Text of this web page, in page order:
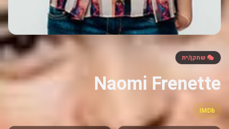
🎭 שחקן/ית
Naomi Frenette
IMDb